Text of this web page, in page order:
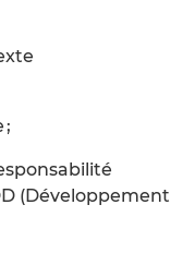
;
(Développement